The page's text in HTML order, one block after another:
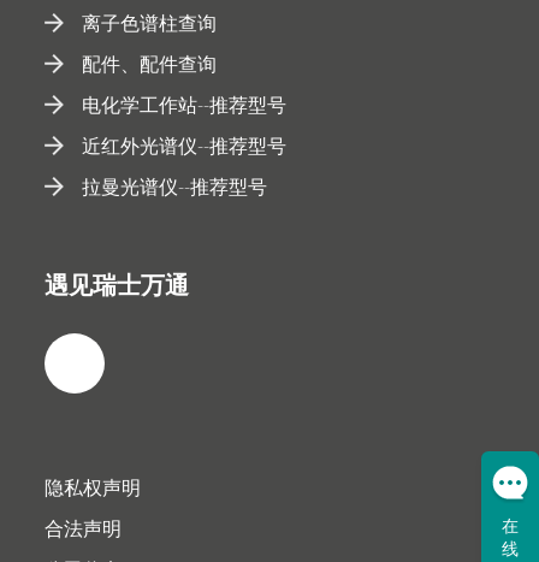
离子色谱柱查询
配件、配件查询
电化学工作站--推荐型号
近红外光谱仪--推荐型号
拉曼光谱仪--推荐型号
遇见瑞士万通
隐私权声明
合法声明
在
线